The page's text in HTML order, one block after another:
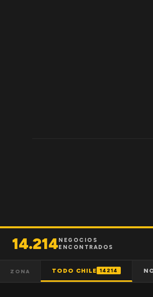
14.214NEGOCIOS
ENCONTRADOS
ZONA TODO CHILE 14214